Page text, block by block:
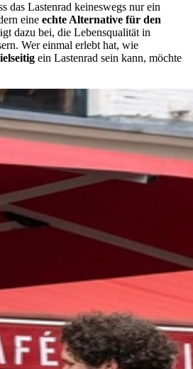
das Lastenrad keineswegs nur ein
eine echte Alternative für den
dazu bei, die Lebensqualität in
Wer einmal erlebt hat, wie
ein Lastenrad sein kann, möchte